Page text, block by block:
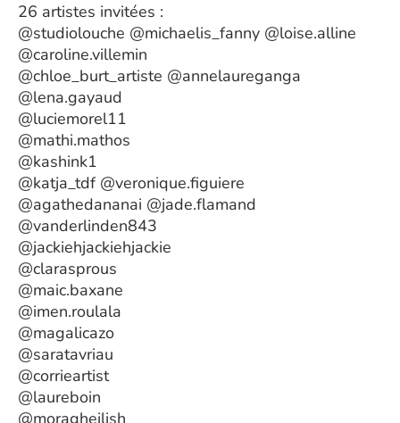
26 artistes invitées :
@studiolouche @michaelis_fanny @loise.alline
@caroline.villemin
@chloe_burt_artiste @annelaureganga
@lena.gayaud
@luciemorel11
@mathi.mathos
@kashink1
@katja_tdf @veronique.figuiere
@agathedananai @jade.flamand
@vanderlinden843
@jackiehjackiehjackie
@clarasprous
@maic.baxane
@imen.roulala
@magalicazo
@saratavriau
@corrieartist
@laureboin
@moragheilish